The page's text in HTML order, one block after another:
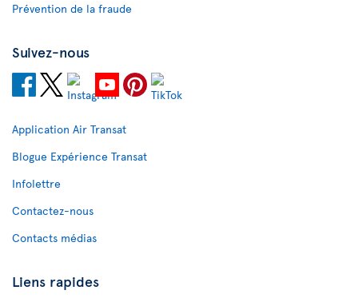
Prévention de la fraude
Suivez-nous
Application Air Transat
Blogue Expérience Transat
Infolettre
Contactez-nous
Contacts médias
Liens rapides